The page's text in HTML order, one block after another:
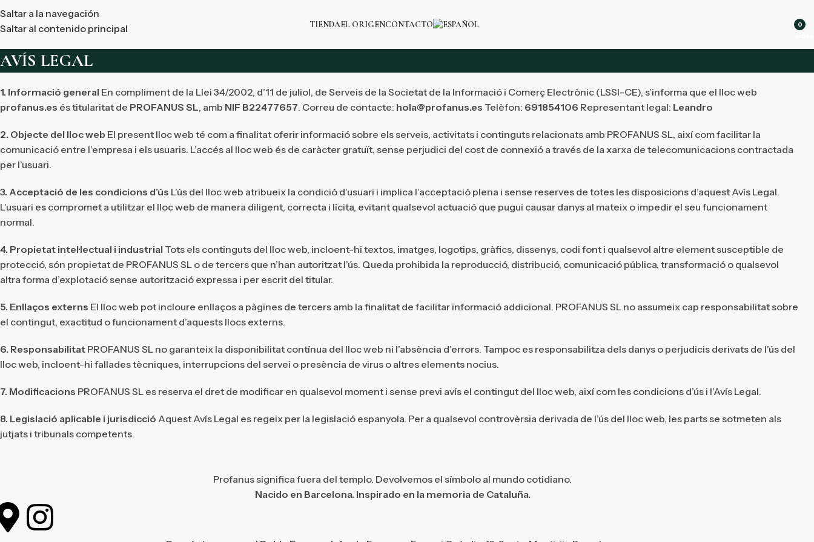
Saltar a la navegación
Saltar al contenido principal
TIENDAEL ORIGENCONTACTO
0
AVÍS LEGAL
1. Informació general En compliment de la Llei 34/2002, d’11 de juliol, de Serveis de la Societat de la Informació i Comerç Electrònic (LSSI-CE), s’informa que el lloc web
profanus.es és titularitat de PROFANUS SL, amb NIF B22477657. Correu de contacte: hola@profanus.es Telèfon: 691854106 Representant legal: Leandro
2. Objecte del lloc web El present lloc web té com a finalitat oferir informació sobre els serveis, activitats i continguts relacionats amb PROFANUS SL, així com facilitar la
comunicació entre l’empresa i els usuaris. L’accés al lloc web és de caràcter gratuït, sense perjudici del cost de connexió a través de la xarxa de telecomunicacions contractada
per l’usuari.
3. Acceptació de les condicions d’ús L’ús del lloc web atribueix la condició d’usuari i implica l’acceptació plena i sense reserves de totes les disposicions d’aquest Avís Legal.
L’usuari es compromet a utilitzar el lloc web de manera diligent, correcta i lícita, evitant qualsevol actuació que pugui causar danys al mateix o impedir el seu funcionament
normal.
4. Propietat intel·lectual i industrial Tots els continguts del lloc web, incloent-hi textos, imatges, logotips, gràfics, dissenys, codi font i qualsevol altre element susceptible de
protecció, són propietat de PROFANUS SL o de tercers que n’han autoritzat l’ús. Queda prohibida la reproducció, distribució, comunicació pública, transformació o qualsevol
altra forma d’explotació sense autorització expressa i per escrit del titular.
5. Enllaços externs El lloc web pot incloure enllaços a pàgines de tercers amb la finalitat de facilitar informació addicional. PROFANUS SL no assumeix cap responsabilitat sobre
el contingut, exactitud o funcionament d’aquests llocs externs.
6. Responsabilitat PROFANUS SL no garanteix la disponibilitat contínua del lloc web ni l’absència d’errors. Tampoc es responsabilitza dels danys o perjudicis derivats de l’ús del
lloc web, incloent-hi fallades tècniques, interrupcions del servei o presència de virus o altres elements nocius.
7. Modificacions PROFANUS SL es reserva el dret de modificar en qualsevol moment i sense previ avís el contingut del lloc web, així com les condicions d’ús i l’Avís Legal.
8. Legislació aplicable i jurisdicció Aquest Avís Legal es regeix per la legislació espanyola. Per a qualsevol controvèrsia derivada de l’ús del lloc web, les parts se sotmeten als
jutjats i tribunals competents.
Profanus significa fuera del templo. Devolvemos el símbolo al mundo cotidiano.
Nacido en Barcelona. Inspirado en la memoria de Cataluña.